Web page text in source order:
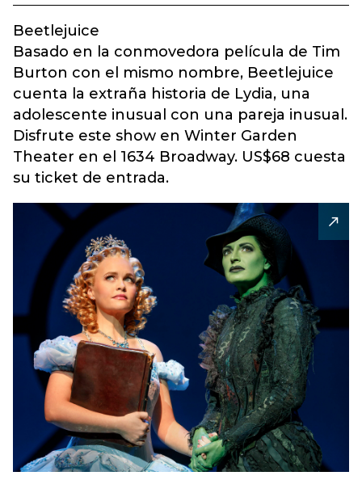
Beetlejuice
Basado en la conmovedora película de Tim
Burton con el mismo nombre, Beetlejuice
cuenta la extraña historia de Lydia, una
adolescente inusual con una pareja inusual.
Disfrute este show en Winter Garden
Theater en el 1634 Broadway. US$68 cuesta
su ticket de entrada.